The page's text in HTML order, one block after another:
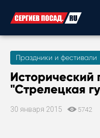
Праздники и фестивали
Исторический
"Стрелецкая
30 января 2015 5742